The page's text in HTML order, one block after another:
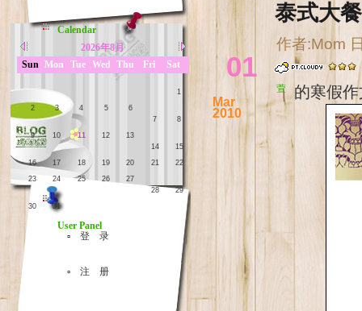
01
Mar
2010
泰式大
作者:Mom
萱的寒假
Calendar
2026年8月
Sun Mon Tue Wed Thu Fri Sat
1
2
3 4 5
6
7
8
9
10 11 12
13
14
15
16
17 18 19 20 21
22
23
24 25 26
27
28
29
30
31
User Panel
▫ 登 录
▫ 注 册